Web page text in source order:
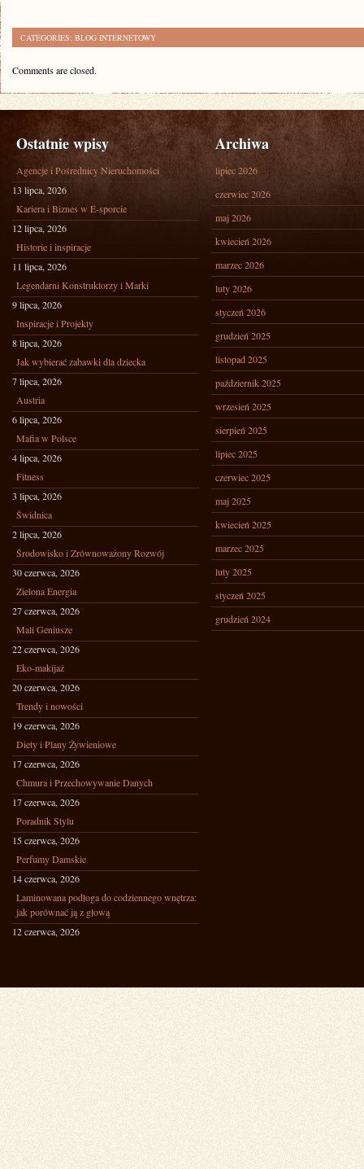
CATEGORIES: BLOG INTERNETOWY
Comments are closed.
Ostatnie wpisy
Agencje i Pośrednicy Nieruchomości
13 lipca, 2026
Kariera i Biznes w E-sporcie
12 lipca, 2026
Historie i inspiracje
11 lipca, 2026
Legendarni Konstruktorzy i Marki
9 lipca, 2026
Inspiracje i Projekty
8 lipca, 2026
Jak wybierać zabawki dla dziecka
7 lipca, 2026
Austria
6 lipca, 2026
Mafia w Polsce
4 lipca, 2026
Fitness
3 lipca, 2026
Świdnica
2 lipca, 2026
Środowisko i Zrównoważony Rozwój
30 czerwca, 2026
Zielona Energia
27 czerwca, 2026
Mali Geniusze
22 czerwca, 2026
Eko-makijaż
20 czerwca, 2026
Trendy i nowości
19 czerwca, 2026
Diety i Plany Żywieniowe
17 czerwca, 2026
Chmura i Przechowywanie Danych
17 czerwca, 2026
Poradnik Stylu
15 czerwca, 2026
Perfumy Damskie
14 czerwca, 2026
Laminowana podłoga do codziennego wnętrza:
jak porównać ją z głową
12 czerwca, 2026
Archiwa
lipiec 2026
czerwiec 2026
maj 2026
kwiecień 2026
marzec 2026
luty 2026
styczeń 2026
grudzień 2025
listopad 2025
październik 2025
wrzesień 2025
sierpień 2025
lipiec 2025
czerwiec 2025
maj 2025
kwiecień 2025
marzec 2025
luty 2025
styczeń 2025
grudzień 2024